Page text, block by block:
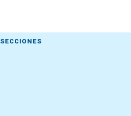
SECCIONES